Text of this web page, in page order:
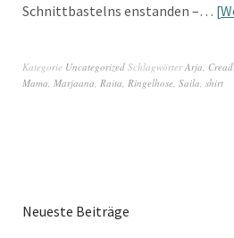
Schnittbastelns enstanden –…
Kategorie Uncategorized SchlagwörterArja,
Mama, Marjaana, Raita, Ringelhose, Saila, shirt
Neueste Beiträge